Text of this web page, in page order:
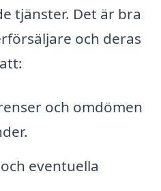
tjänster. Det är bra
och deras
och omdömen
eventuella